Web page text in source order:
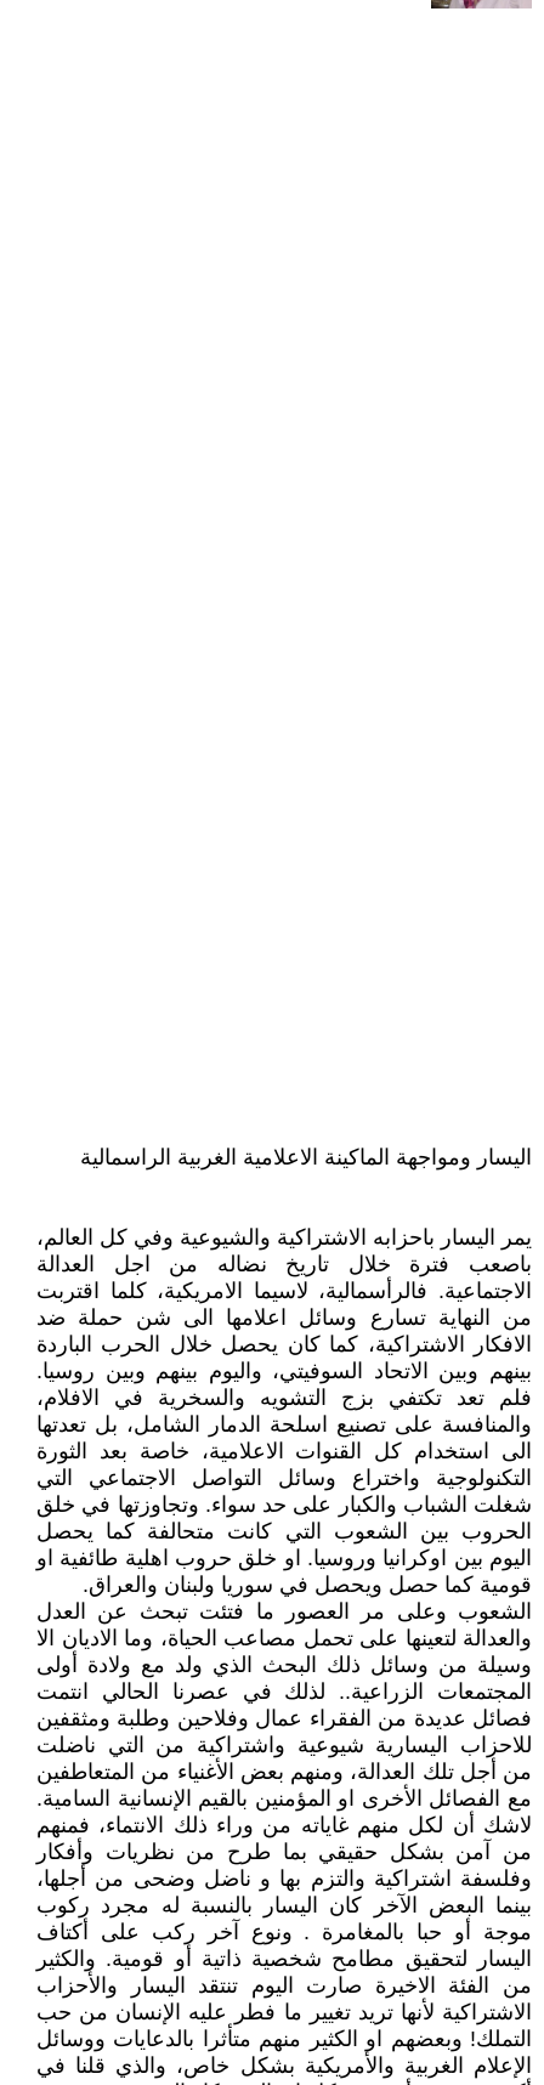
اليسار ومواجهة الماكينة الاعلامية الغربية الراسمالية
يمر اليسار باحزابه الاشتراكية والشيوعية وفي كل العالم،
باصعب فترة خلال تاريخ نضاله من اجل العدالة
الاجتماعية. فالرأسمالية، لاسيما الامريكية، كلما اقتربت
من النهاية تسارع وسائل اعلامها الى شن حملة ضد
الافكار الاشتراكية، كما كان يحصل خلال الحرب الباردة
بينهم وبين الاتحاد السوفيتي، واليوم بينهم وبين روسيا.
فلم تعد تكتفي بزج التشويه والسخرية في الافلام،
والمنافسة على تصنيع اسلحة الدمار الشامل، بل تعدتها
الى استخدام كل القنوات الاعلامية، خاصة بعد الثورة
التكنولوجية واختراع وسائل التواصل الاجتماعي التي
شغلت الشباب والكبار على حد سواء. وتجاوزتها في خلق
الحروب بين الشعوب التي كانت متحالفة كما يحصل
اليوم بين اوكرانيا وروسيا. او خلق حروب اهلية طائفية او
قومية كما حصل ويحصل في سوريا ولبنان والعراق.
الشعوب وعلى مر العصور ما فتئت تبحث عن العدل
والعدالة لتعينها على تحمل مصاعب الحياة، وما الاديان الا
وسيلة من وسائل ذلك البحث الذي ولد مع ولادة أولى
المجتمعات الزراعية.. لذلك في عصرنا الحالي انتمت
فصائل عديدة من الفقراء عمال وفلاحين وطلبة ومثقفين
للاحزاب اليسارية شيوعية واشتراكية من التي ناضلت
من أجل تلك العدالة، ومنهم بعض الأغنياء من المتعاطفين
مع الفصائل الأخرى او المؤمنين بالقيم الإنسانية السامية.
لاشك أن لكل منهم غاياته من وراء ذلك الانتماء، فمنهم
من آمن بشكل حقيقي بما طرح من نظريات وأفكار
وفلسفة اشتراكية والتزم بها و ناضل وضحى من أجلها،
بينما البعض الآخر كان اليسار بالنسبة له مجرد ركوب
موجة أو حبا بالمغامرة . ونوع آخر ركب على أكتاف
اليسار لتحقيق مطامح شخصية ذاتية أو قومية. والكثير
من الفئة الاخيرة صارت اليوم تنتقد اليسار والأحزاب
الاشتراكية لأنها تريد تغيير ما فطر عليه الإنسان من حب
التملك! وبعضهم او الكثير منهم متأثرا بالدعايات ووسائل
الإعلام الغربية والأمريكية بشكل خاص، والذي قلنا في